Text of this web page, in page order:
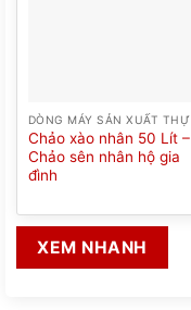
Chảo xào nhân 50 Lít –
Chảo sên nhân hộ gia
đình
XEM NHANH